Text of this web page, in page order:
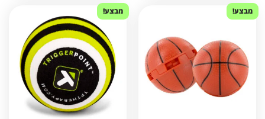
מבצע! מבצע!